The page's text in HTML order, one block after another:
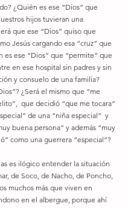
¿Quién es ese “Dios” que
hijos tuvieran una
que ese “Dios” quiso que
Jesús cargando esa “cruz” que
es ese “Dios” que “permite” que
en ese hospital sin padres y sin
y consuelo de una familia?
¿Será el mismo que “me
que decidió “que me tocara”
de una “niña especial”  y
buena persona” y además “muy
como una guerrera “especial”?
es ilógico entender la situación
de Soco, de Nacho, de Poncho,
muchos más que viven en
en el albergue, porque ahí